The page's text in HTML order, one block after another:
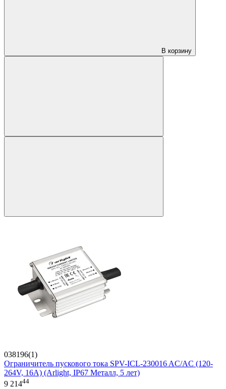
В корзину
038196(1)
Ограничитель пускового тока SPV-ICL-230016 AC/AC (120-
264V, 16A) (Arlight, IP67 Металл, 5 лет)
9 21444